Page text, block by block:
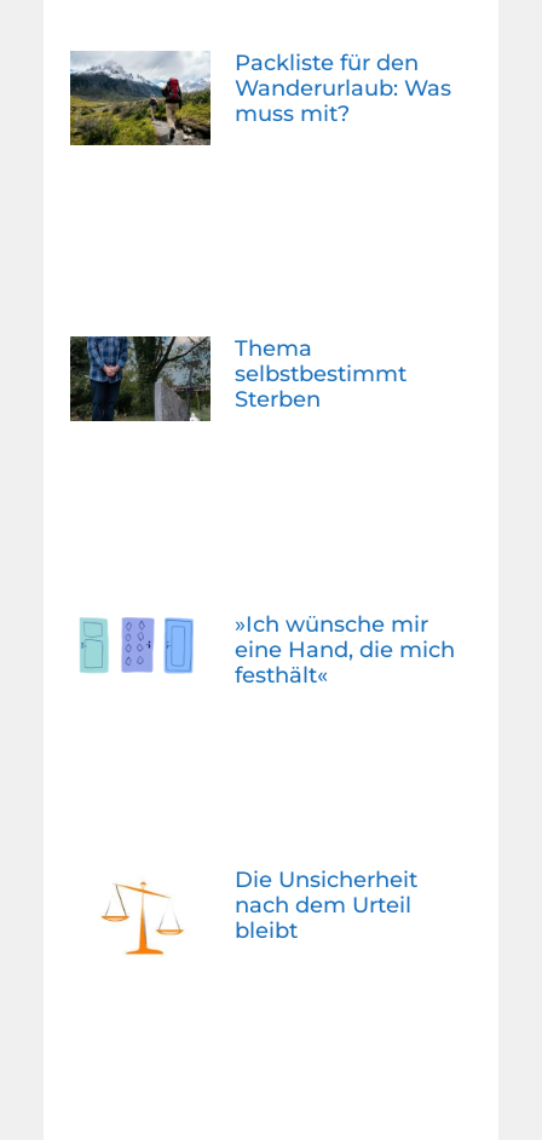
Packliste für den
Wanderurlaub: Was
muss mit?
Thema
selbstbestimmt
Sterben
»Ich wünsche mir
eine Hand, die mich
festhält«
Die Unsicherheit
nach dem Urteil
bleibt